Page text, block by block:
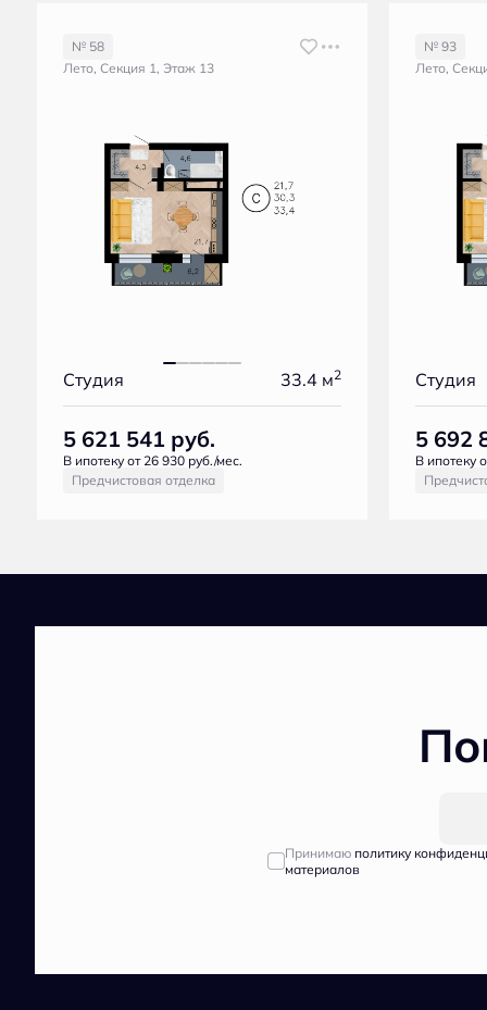
№ 58
Лето, Секция 1, Этаж 13
Студия 33.4 м2
5 621 541 руб.
В ипотеку от 26 930 руб./мес.
Предчистовая отделка
№ 93
Лето,
Студия
5 692
В ипотеку
Принимаю политику
материалов